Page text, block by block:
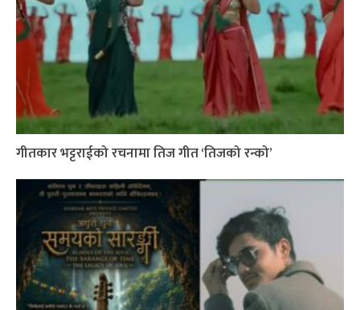
गीतकार भट्टराईको रचनामा तिज गीत ‘तिजको रन्को’